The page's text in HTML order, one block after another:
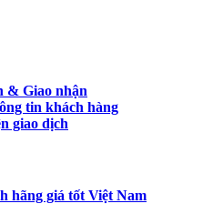
& Giao nhận
tin khách hàng
giao dịch
hãng giá tốt Việt Nam